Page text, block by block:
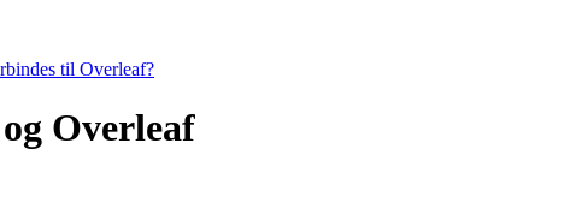
til Overleaf?
Overleaf